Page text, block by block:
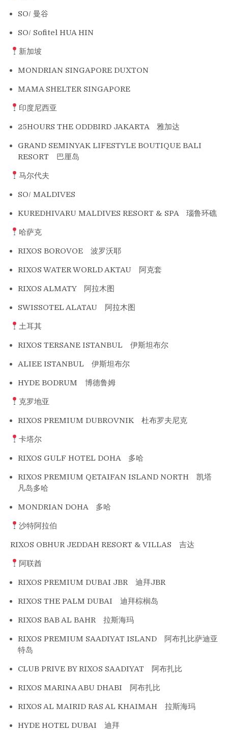
SO/ 曼谷
SO/ Sofitel HUA HIN
新加坡
MONDRIAN SINGAPORE DUXTON
MAMA SHELTER SINGAPORE
印度尼西亚
25HOURS THE ODDBIRD JAKARTA 雅加达
GRAND SEMINYAK LIFESTYLE BOUTIQUE BALI
RESORT 巴厘岛
马尔代夫
SO/ MALDIVES
KUREDHIVARU MALDIVES RESORT & SPA 瑙鲁环礁
哈萨克
RIXOS BOROVOE 波罗沃耶
RIXOS WATER WORLD AKTAU 阿克套
RIXOS ALMATY 阿拉木图
SWISSOTEL ALATAU 阿拉木图
土耳其
RIXOS TERSANE ISTANBUL 伊斯坦布尔
ALIEE ISTANBUL 伊斯坦布尔
HYDE BODRUM 博德鲁姆
克罗地亚
RIXOS PREMIUM DUBROVNIK 杜布罗夫尼克
卡塔尔
RIXOS GULF HOTEL DOHA 多哈
RIXOS PREMIUM QETAIFAN ISLAND NORTH 凯塔
凡岛多哈
MONDRIAN DOHA 多哈
沙特阿拉伯
RIXOS OBHUR JEDDAH RESORT & VILLAS 吉达
阿联酋
RIXOS PREMIUM DUBAI JBR 迪拜JBR
RIXOS THE PALM DUBAI 迪拜棕榈岛
RIXOS BAB AL BAHR 拉斯海玛
RIXOS PREMIUM SAADIYAT ISLAND 阿布扎比萨迪亚
特岛
CLUB PRIVE BY RIXOS SAADIYAT 阿布扎比
RIXOS MARINA ABU DHABI 阿布扎比
RIXOS AL MAIRID RAS AL KHAIMAH 拉斯海玛
HYDE HOTEL DUBAI 迪拜